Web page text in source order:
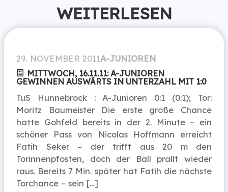
WEITERLESEN
29. NOVEMBER 2011A-JUNIOREN
MITTWOCH, 16.11.11: A-JUNIOREN
GEWINNEN AUSWÄRTS IN UNTERZAHL MIT 1:0
TuS Hunnebrock : A-Junioren 0:1 (0:1); Tor:
Moritz Baumeister Die erste große Chance
hatte Gohfeld bereits in der 2. Minute – ein
schöner Pass von Nicolas Hoffmann erreicht
Fatih Seker – der trifft aus 20 m den
Torinnenpfosten, doch der Ball prallt wieder
raus. Bereits 7 Min. später hat Fatih die nächste
Torchance – sein […]